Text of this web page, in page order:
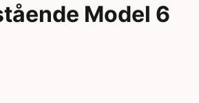
Model 6